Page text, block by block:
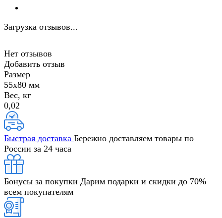
Загрузка отзывов...
Нет отзывов
Добавить отзыв
Размер
55х80 мм
Вес, кг
0,02
Быстрая доставка Бережно доставляем товары по
России за 24 часа
Бонусы за покупки Дарим подарки и скидки до 70%
всем покупателям